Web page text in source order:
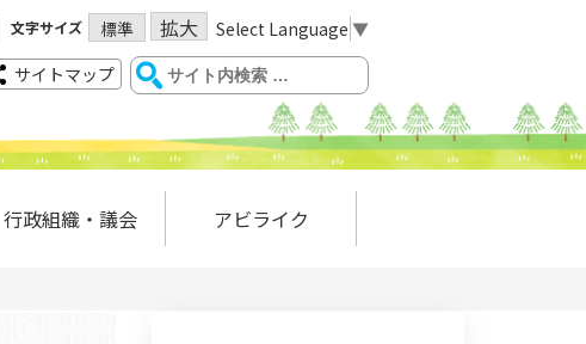
文字サイズ 標準 拡大 Select Language ▼
サイトマップ
行政組織・議会 アビライク